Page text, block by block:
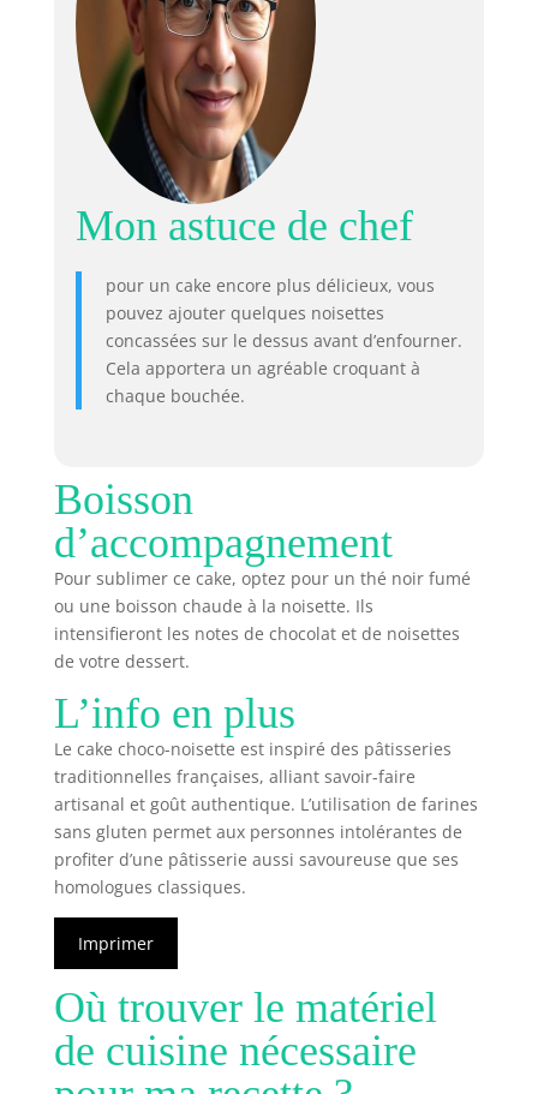
Mon astuce de chef
pour un cake encore plus délicieux, vous
pouvez ajouter quelques noisettes
concassées sur le dessus avant d’enfourner.
Cela apportera un agréable croquant à
chaque bouchée.
Boisson
d’accompagnement
Pour sublimer ce cake, optez pour un thé noir fumé
ou une boisson chaude à la noisette. Ils
intensifieront les notes de chocolat et de noisettes
de votre dessert.
L’info en plus
Le cake choco-noisette est inspiré des pâtisseries
traditionnelles françaises, alliant savoir-faire
artisanal et goût authentique. L’utilisation de farines
sans gluten permet aux personnes intolérantes de
profiter d’une pâtisserie aussi savoureuse que ses
homologues classiques.
Imprimer
Où trouver le matériel
de cuisine nécessaire